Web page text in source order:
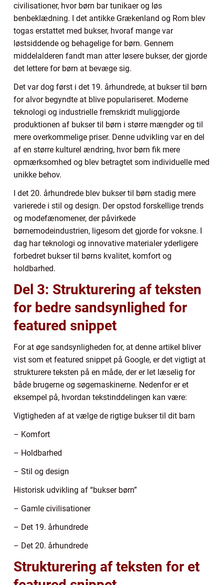
civilisationer, hvor børn bar tunikaer og løs
benbeklædning. I det antikke Grækenland og Rom blev
togas erstattet med bukser, hvoraf mange var
løstsiddende og behagelige for børn. Gennem
middelalderen fandt man atter løsere bukser, der gjorde
det lettere for børn at bevæge sig.
Det var dog først i det 19. århundrede, at bukser til børn
for alvor begyndte at blive populariseret. Moderne
teknologi og industrielle fremskridt muliggjorde
produktionen af bukser til børn i større mængder og til
mere overkommelige priser. Denne udvikling var en del
af en større kulturel ændring, hvor børn fik mere
opmærksomhed og blev betragtet som individuelle med
unikke behov.
I det 20. århundrede blev bukser til børn stadig mere
varierede i stil og design. Der opstod forskellige trends
og modefænomener, der påvirkede
børnemodeindustrien, ligesom det gjorde for voksne. I
dag har teknologi og innovative materialer yderligere
forbedret bukser til børns kvalitet, komfort og
holdbarhed.
Del 3: Strukturering af teksten
for bedre sandsynlighed for
featured snippet
For at øge sandsynligheden for, at denne artikel bliver
vist som et featured snippet på Google, er det vigtigt at
strukturere teksten på en måde, der er let læselig for
både brugerne og søgemaskinerne. Nedenfor er et
eksempel på, hvordan tekstinddelingen kan være:
Vigtigheden af at vælge de rigtige bukser til dit barn
– Komfort
– Holdbarhed
– Stil og design
Historisk udvikling af “bukser børn”
– Gamle civilisationer
– Det 19. århundrede
– Det 20. århundrede
Strukturering af teksten for et